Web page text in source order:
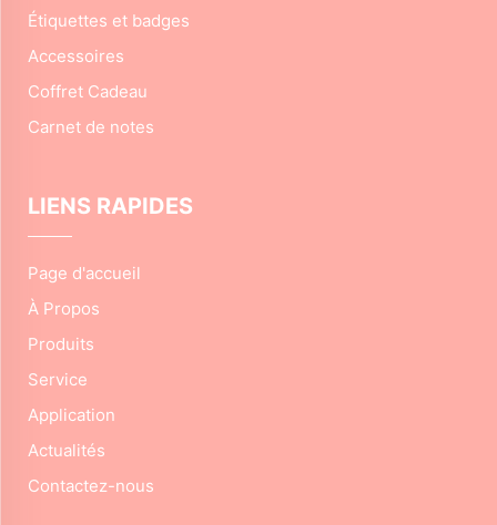
Étiquettes et badges
Accessoires
Coffret Cadeau
Carnet de notes
LIENS RAPIDES
Page d'accueil
À Propos
Produits
Service
Application
Actualités
Contactez-nous